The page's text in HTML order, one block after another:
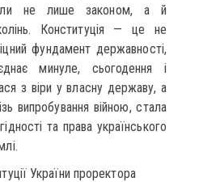
не лише законом, а й
Конституція — це не
фундамент державності,
минуле, сьогодення і
з віри у власну державу, а
випробування війною, стала
та права українського
України проректора